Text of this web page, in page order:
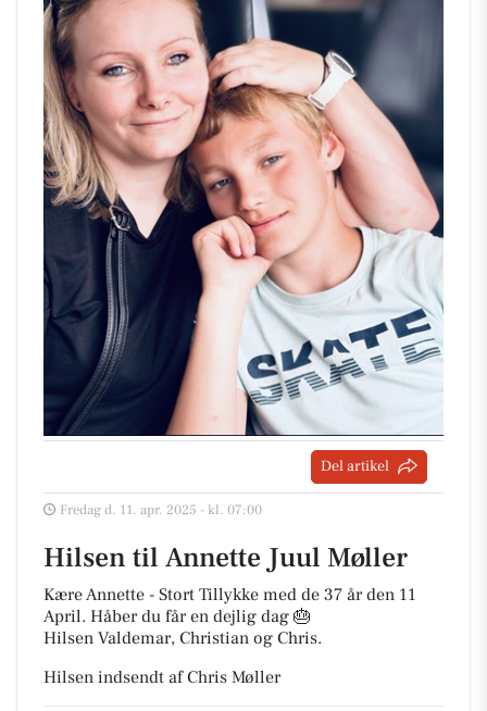
Del artikel
Fredag d. 11. apr. 2025 - kl. 07:00
Hilsen til Annette Juul Møller
Kære Annette - Stort Tillykke med de 37 år den 11
April. Håber du får en dejlig dag 🎂
Hilsen Valdemar, Christian og Chris.
Hilsen indsendt af Chris Møller